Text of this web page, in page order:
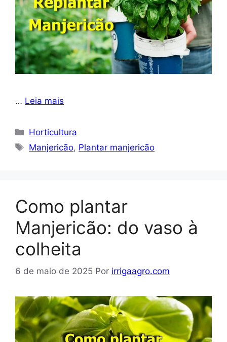
… Leia mais
Categorias
Horticultura
Tags
Manjericão, Plantar manjericão
Como plantar
Manjericão: do vaso à
colheita
6 de maio de 2025 Por irrigaagro.com